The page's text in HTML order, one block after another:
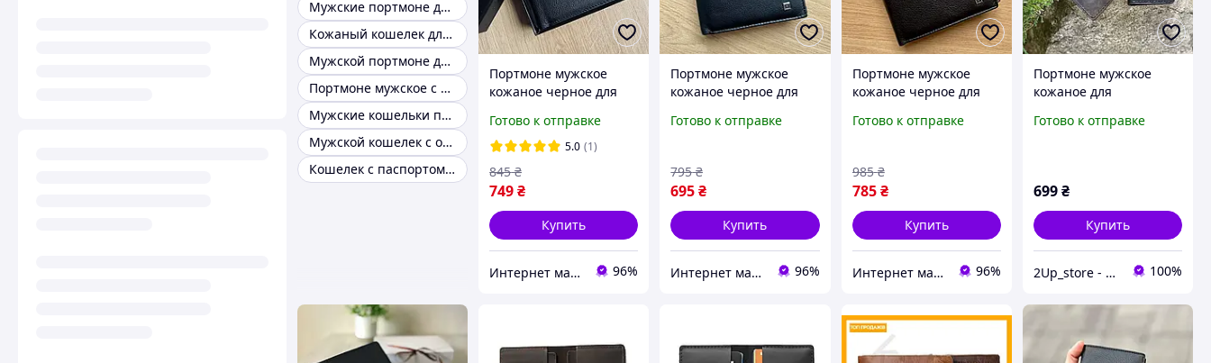
Мужские портмоне для автодокументов
Кожаный кошелек для документов
Мужской портмоне для документов
Портмоне мужское с отделением под паспорт
Мужские кошельки под права паспорт
Мужской кошелек с отделением для документов
Кошелек с паспортом для мужчины
Портмоне мужское
кожаное черное для
кошелек мужской
натуральная кожа,
бумажник HARRISON
Готово к отправке
5.0 (1)
749₴
845 ₴
Купить
Интернет магазин сумок и аксессуаров BarBags 96%
Портмоне мужское
кожаное черное для
кошелек мужской
бумажник dr.Bond
Готово к отправке
695₴
795 ₴
Купить
Интернет магазин сумок и аксессуаров BarBags 96%
Портмоне мужское
кожаное черное для
кошелек мужской
бумажник Harrison
Готово к отправке
785 ₴
985 ₴
Купить
Интернет магазин сумок и аксессуаров BarBags 96%
Портмоне мужское
кожаное для
коричневое/черное
Готово к отправке
699₴
Купить
2Up_store - Только выгодные покупки! 100%